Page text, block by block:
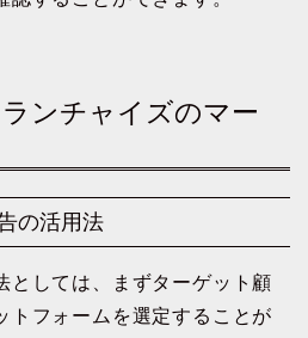
ンチャイズのマー
の活用法
としては、まずターゲット顧
トフォームを選定することが